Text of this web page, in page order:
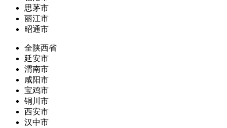
思茅市
丽江市
昭通市
全陕西省
延安市
渭南市
咸阳市
宝鸡市
铜川市
西安市
汉中市